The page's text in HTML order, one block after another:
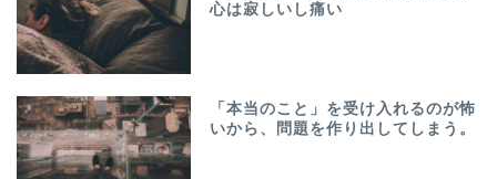
心は寂しいし痛い
「本当のこと」を受け入れるのが怖
いから、問題を作り出してしまう。